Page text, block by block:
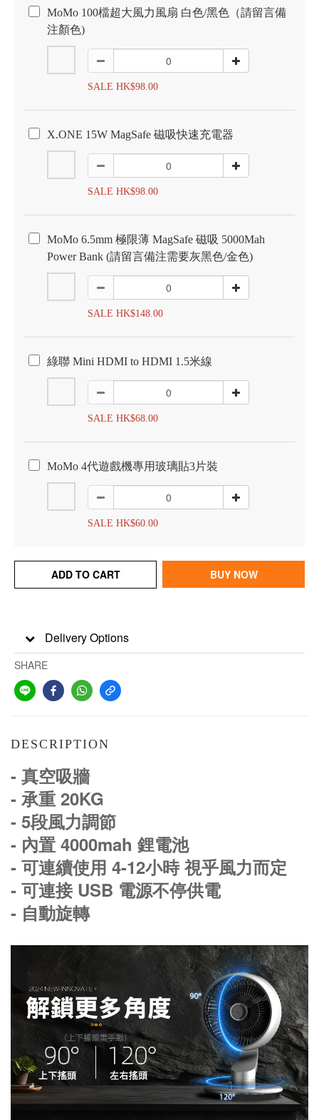
MoMo 100檔超大風力風扇 白色/黑色（請留言備
注顏色)
SALE HK$98.00
X.ONE 15W MagSafe 磁吸快速充電器
SALE HK$98.00
MoMo 6.5mm 極限薄 MagSafe 磁吸 5000Mah
Power Bank (請留言備注需要灰黑色/金色)
SALE HK$148.00
綠聯 Mini HDMI to HDMI 1.5米線
SALE HK$68.00
MoMo 4代遊戲機專用玻璃貼3片裝
SALE HK$60.00
ADD TO CART BUY NOW
Delivery Options
SHARE
DESCRIPTION
- 真空吸牆
- 承重 20KG
- 5段風力調節
- 內置 4000mah 鋰電池
- 可連續使用 4-12小時 視乎風力而定
- 可連接 USB 電源不停供電
- 自動旋轉